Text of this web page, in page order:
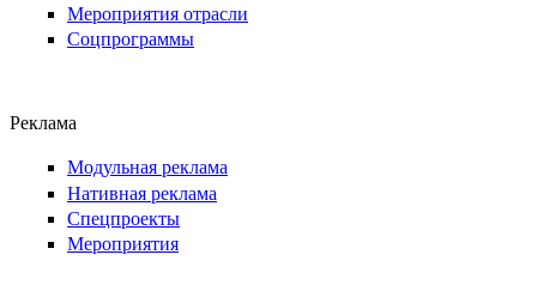
Мероприятия отрасли
Соцпрограммы
Реклама
Модульная реклама
Нативная реклама
Спецпроекты
Мероприятия